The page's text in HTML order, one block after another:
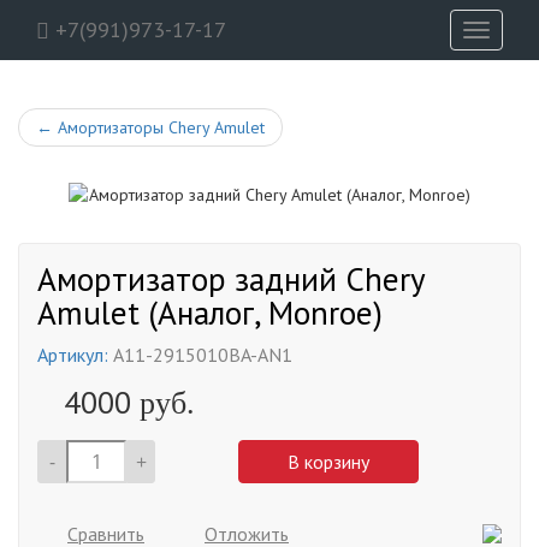
+7(991)973-17-17
Toggle
← Амортизаторы Chery Amulet
Амортизатор задний Chery
Amulet (Аналог, Monroe)
Артикул: A11-2915010BA-AN1
4000 руб.
- + В корзину
Сравнить Отложить